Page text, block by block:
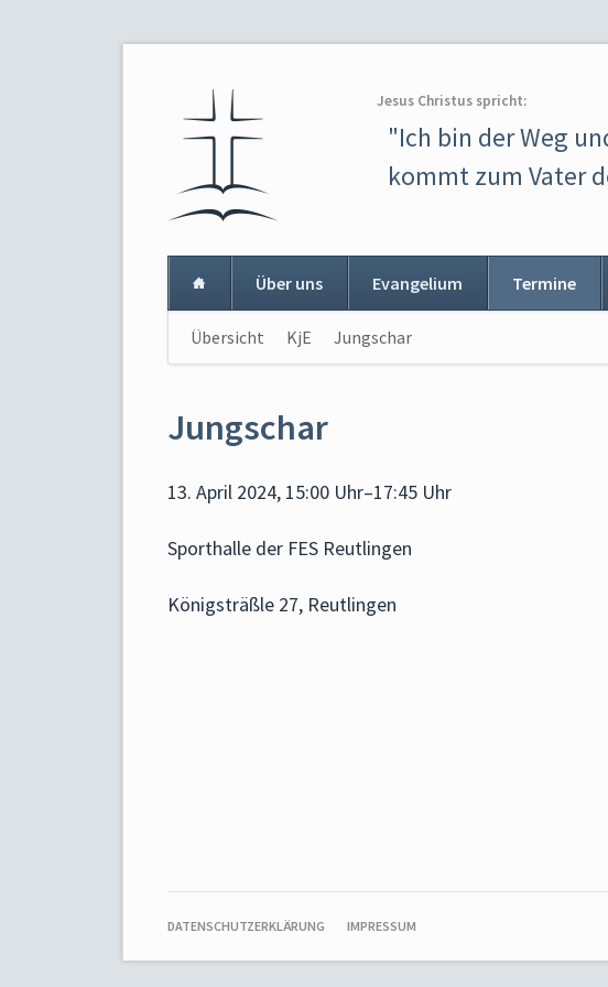
Jesus Christus spricht:
"Ich bin der Weg
kommt zum Vater
Über uns Evangelium Termine
Navigation
überspringen
Übersicht KjE Jungschar
Jungschar
13. April 2024, 15:00 Uhr–17:45 Uhr
Sporthalle der FES Reutlingen
Königsträßle 27, Reutlingen
NAVIGATION
DATENSCHUTZERKLÄRUNG IMPRESSUM